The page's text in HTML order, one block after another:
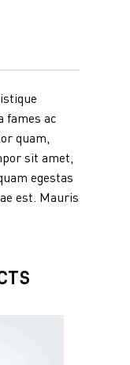
fames ac
quam,
sit amet,
egestas
est. Mauris